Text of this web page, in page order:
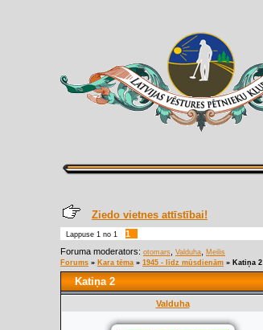
Ziedo vietnes attīstībai!
Lappuse 1 no 1
1
Foruma moderators: otomars Valduha
Meilis
Forums » Kara tēma » 1945 - līdz mūsdienām » Katiņa 2
Katiņa 2
Valduha